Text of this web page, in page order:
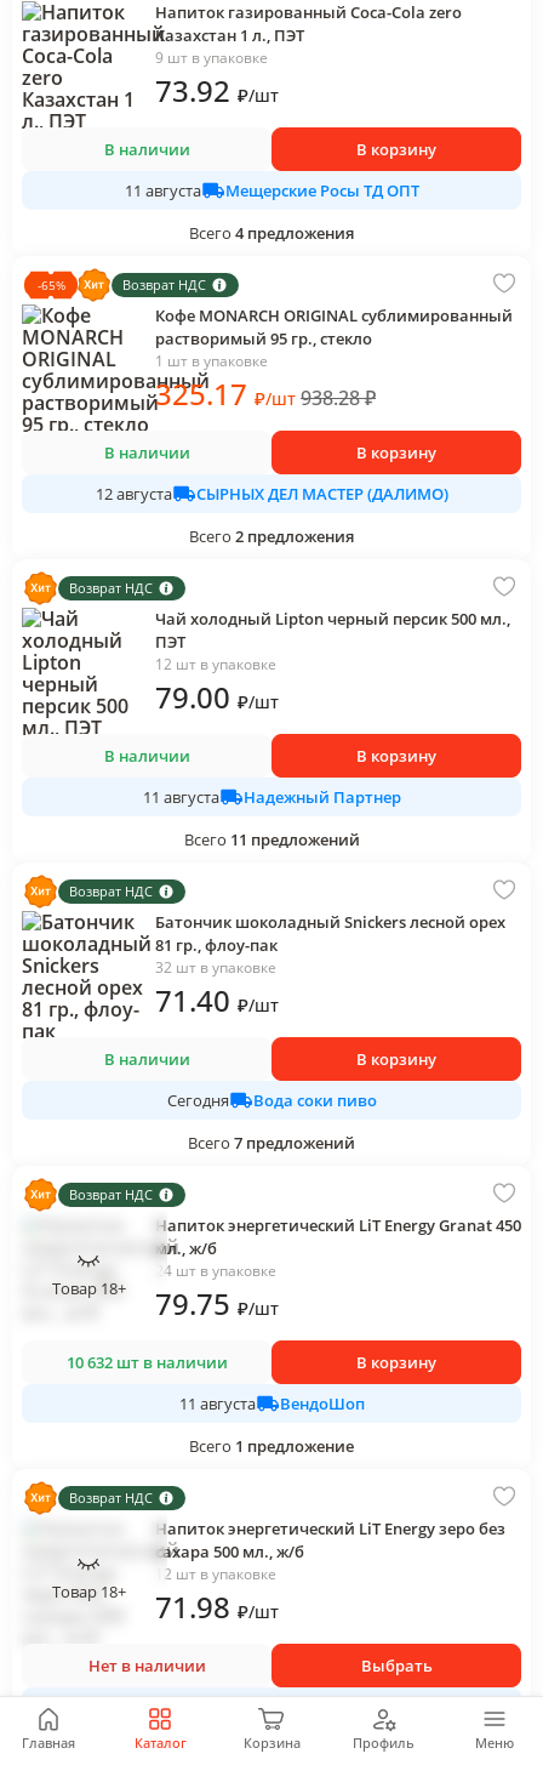
Главная Каталог Корзина Профиль Меню
Напиток газированный Coca-Cola zero
Казахстан 1 л., ПЭТ
9 шт в упаковке
73.92 ₽/шт
В наличии
В корзину
11 августа
Мещерские Росы ТД ОПТ
Всего 4 предложения
-65% Возврат НДС
Кофе MONARCH ORIGINAL сублимированный
растворимый 95 гр., стекло
1 шт в упаковке
325.17 ₽/шт 938.28₽
В наличии
В корзину
12 августа
СЫРНЫХ ДЕЛ МАСТЕР (ДАЛИМО)
Всего 2 предложения
Возврат НДС
Чай холодный Lipton черный персик 500 мл.,
ПЭТ
12 шт в упаковке
79.00 ₽/шт
В наличии
В корзину
11 августа
Надежный Партнер
Всего 11 предложений
Возврат НДС
Батончик шоколадный Snickers лесной орех
81 гр., флоу-пак
32 шт в упаковке
71.40 ₽/шт
В наличии
В корзину
Сегодня
Вода соки пиво
Всего 7 предложений
Возврат НДС
Товар 18+
Напиток энергетический LiT Energy Granat 450
мл., ж/б
24 шт в упаковке
79.75 ₽/шт
10 632 шт в наличии
В корзину
11 августа
ВендоШоп
Всего 1 предложение
Возврат НДС
Товар 18+
Напиток энергетический LiT Energy зеро без
сахара 500 мл., ж/б
12 шт в упаковке
71.98 ₽/шт
Нет в наличии
Выбрать
ЮГ-СЕРВИС
Всего
12предложений